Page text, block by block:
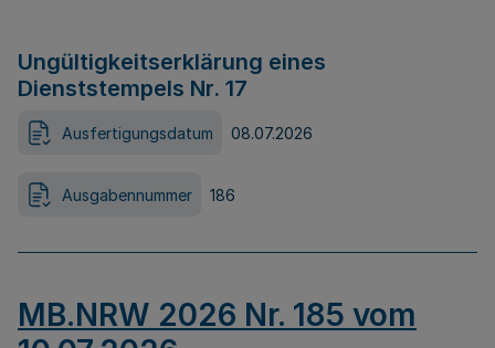
Ungültigkeitserklärung eines
Dienststempels Nr. 17
Ausfertigungsdatum 08.07.2026
Ausgabennummer 186
MB.NRW 2026 Nr. 185 vom